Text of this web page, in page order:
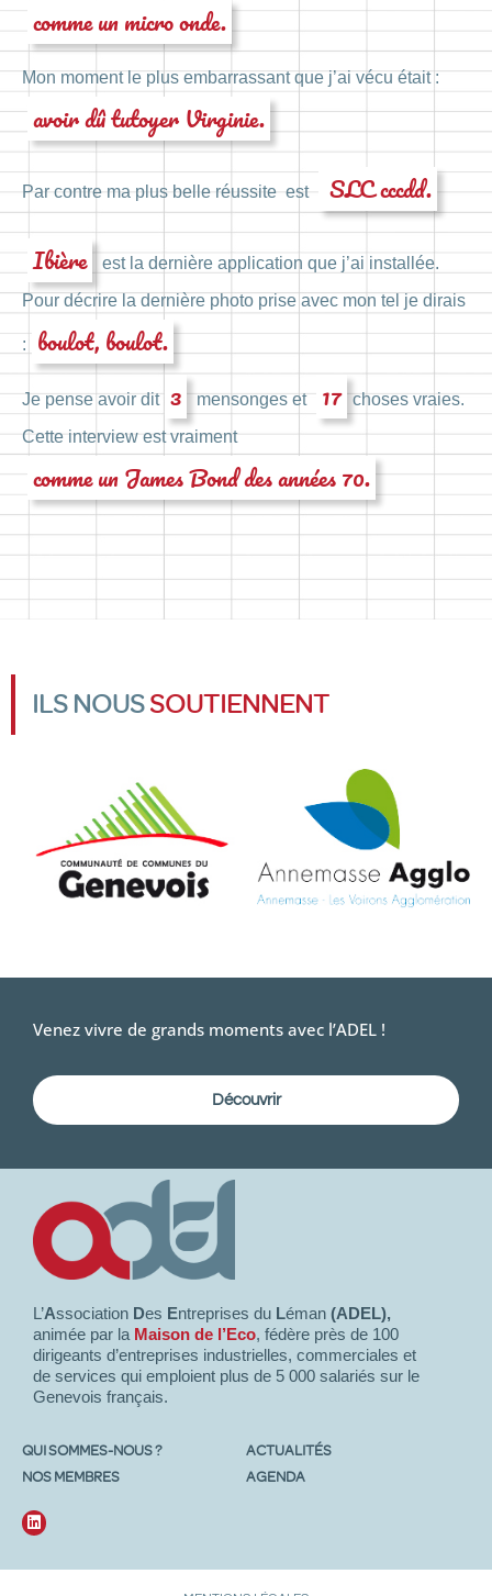
comme un micro onde.
Mon moment le plus embarrassant que j’ai vécu était :
avoir dû tutoyer Virginie.
Par contre ma plus belle réussite est
SLC cccdd.
Ibière
est la dernière application que j’ai installée.
Pour décrire la dernière photo prise avec mon tel je dirais
: boulot, boulot.
Je pense avoir dit 3 mensonges et 17 choses vraies.
Cette interview est vraiment
comme un James Bond des années 70.
ILS NOUSSOUTIENNENT
Venez vivre de grands moments avec l’ADEL !
Découvrir
L’Association Des Entreprises du Léman (ADEL),
animée par la Maison de l’Eco, fédère près de 100
dirigeants d’entreprises industrielles, commerciales et
de services qui emploient plus de 5 000 salariés sur le
Genevois français.
QUI SOMMES-NOUS ?
NOS MEMBRES
ACTUALITÉS
AGENDA